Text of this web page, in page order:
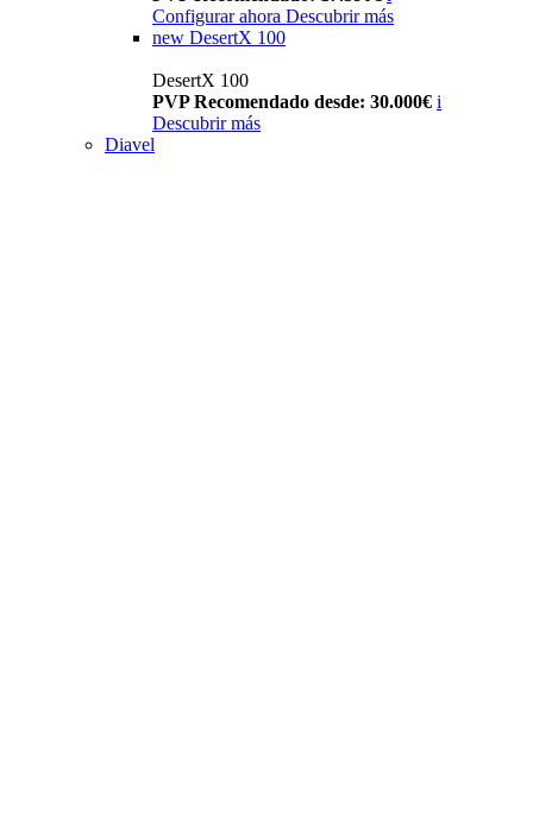
Configurar ahora Descubrir más
new DesertX 100
DesertX 100
PVP Recomendado desde: 30.000€ i
Descubrir más
Diavel